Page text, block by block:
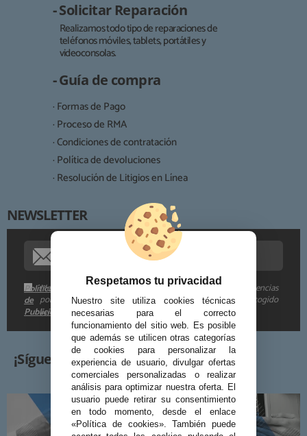
- Solicitar Reparación
Realizamos todo tipo de reparaciones de
teléfonos móviles, tablets, portátiles y
videoconsolas.
- Guía de compra
· Formas de Pago
· Proceso de RMA
· Condiciones de contratación
· Política de devoluciones
· Resolución de Litigios en Línea
NEWSLETTER
Me gustaría recibir descuentos exclusivos, novedades y tendencias
por e-mail. Puedo darme de baja cuando quiera según lo recogido
en la
Política
de
Publicidad
Responsable:
Finalidad:
Destinatarios:
Derechos:
Procedencia de los datos:
Información adicional:
¡Síguenos!
Respetamos tu privacidad
Nuestro site utiliza cookies técnicas
necesarias para el correcto
funcionamiento del sitio web. Es posible
que además se utilicen otras categorías
de cookies para personalizar la
experiencia de usuario, divulgar ofertas
comerciales personalizadas o realizar
análisis para optimizar nuestra oferta. El
usuario puede retirar su consentimiento
en todo momento, desde el enlace
«Política de cookies». También puede